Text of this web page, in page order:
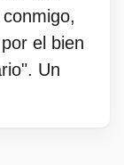
el bien
Un